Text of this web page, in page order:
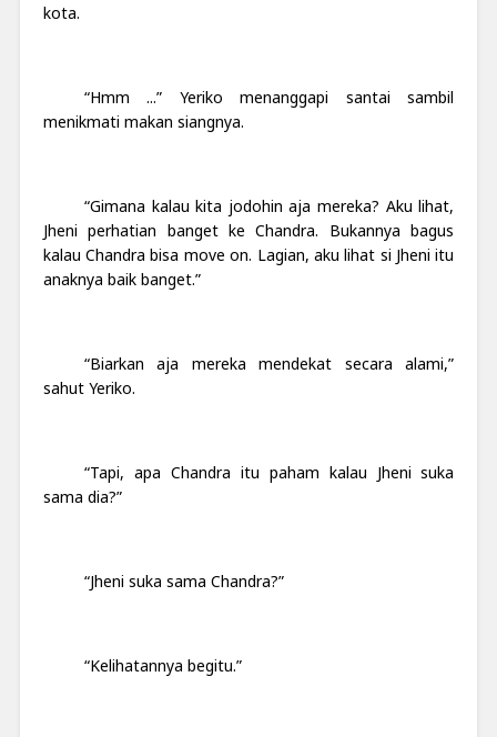
kota.
“Hmm ...” Yeriko menanggapi santai sambil
menikmati makan siangnya.
“Gimana kalau kita jodohin aja mereka? Aku lihat,
Jheni perhatian banget ke Chandra. Bukannya bagus
kalau Chandra bisa move on. Lagian, aku lihat si Jheni itu
anaknya baik banget.”
“Biarkan aja mereka mendekat secara alami,”
sahut Yeriko.
“Tapi, apa Chandra itu paham kalau Jheni suka
sama dia?”
“Jheni suka sama Chandra?”
“Kelihatannya begitu.”